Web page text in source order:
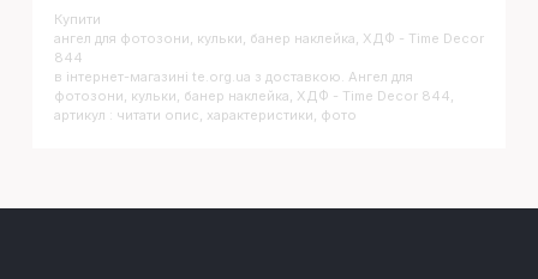
Купити
Ангел для фотозони, кульки, банер наклейка, ХДФ - Time Decor
844
в інтернет-магазині te.org.ua з доставкою. Ангел для
фотозони, кульки, банер наклейка, ХДФ - Time Decor 844,
артикул : читати опис, характеристики, фото